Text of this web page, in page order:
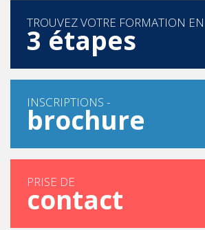
3 étapes
brochure
contact